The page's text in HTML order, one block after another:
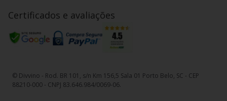
Certificados e avaliações
© Divvino - Rod. BR 101, s/n Km 156,5 Sala 01 Porto Belo, SC - CEP
88210-000 - CNPJ 83.646.984/0069-06.